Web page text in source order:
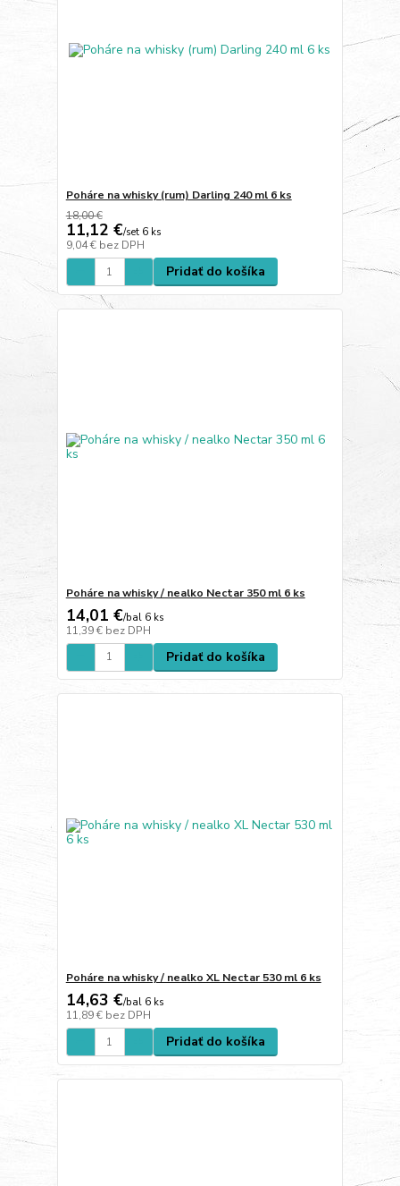
Poháre na whisky (rum) Darling 240 ml 6 ks
18,00 €
11,12 €/set 6 ks
9,04 € bez DPH
Pridať do košíka
Poháre na whisky / nealko Nectar 350 ml 6 ks
14,01 €/bal 6 ks
11,39 € bez DPH
Pridať do košíka
Poháre na whisky / nealko XL Nectar 530 ml 6 ks
14,63 €/bal 6 ks
11,89 € bez DPH
Pridať do košíka